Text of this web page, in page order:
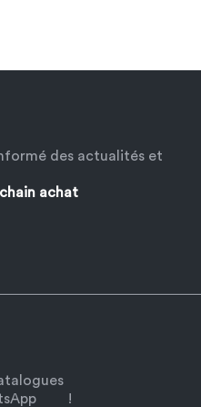
des actualités et
achat
!